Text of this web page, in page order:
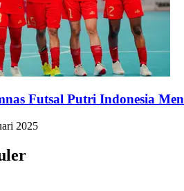
Futsal Putri Indonesia
2025